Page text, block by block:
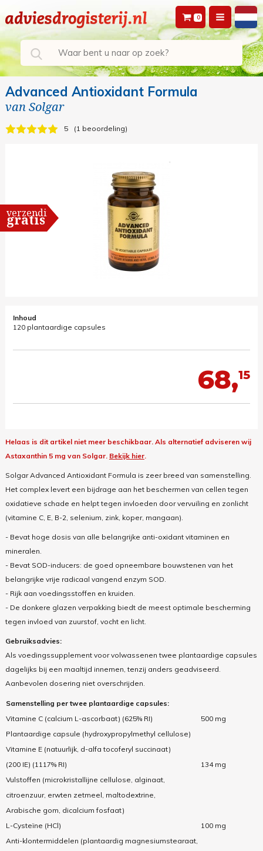
0
Advanced Antioxidant Formula
vanSolgar
5 1 beoordeling
verzending
gratis
Inhoud
120 plantaardige capsules
68,15
Helaas is dit artikel niet meer beschikbaar. Als alternatief adviseren wij
Astaxanthin 5 mg van Solgar. Bekijk hier.
Solgar Advanced Antioxidant Formula is zeer breed van samenstelling.
Het complex levert een bijdrage aan het beschermen van cellen tegen
oxidatieve schade en helpt tegen invloeden door vervuiling en zonlicht
(vitamine C, E, B-2, selenium, zink, koper, mangaan).
- Bevat hoge dosis van alle belangrijke anti-oxidant vitaminen en
mineralen.
- Bevat SOD-inducers: de goed opneembare bouwstenen van het
belangrijke vrije radicaal vangend enzym SOD.
- Rijk aan voedingsstoffen en kruiden.
- De donkere glazen verpakking biedt de meest optimale bescherming
tegen invloed van zuurstof, vocht en licht.
Gebruiksadvies:
Als voedingssupplement voor volwassenen twee plantaardige capsules
dagelijks bij een maaltijd innemen, tenzij anders geadviseerd.
Aanbevolen dosering niet overschrijden.
Samenstelling per twee plantaardige capsules:
Vitamine C (calcium L-ascorbaat) (625% RI)
500 mg
Plantaardige capsule (hydroxypropylmethyl cellulose)
Vitamine E (natuurlijk, d-alfa tocoferyl succinaat)
(200 IE) (1117% RI)
134 mg
Vulstoffen (microkristallijne cellulose, alginaat,
citroenzuur, erwten zetmeel, maltodextrine,
Arabische gom, dicalcium fosfaat)
L-Cysteïne (HCl)
100 mg
Anti-klontermiddelen (plantaardig magnesiumstearaat,